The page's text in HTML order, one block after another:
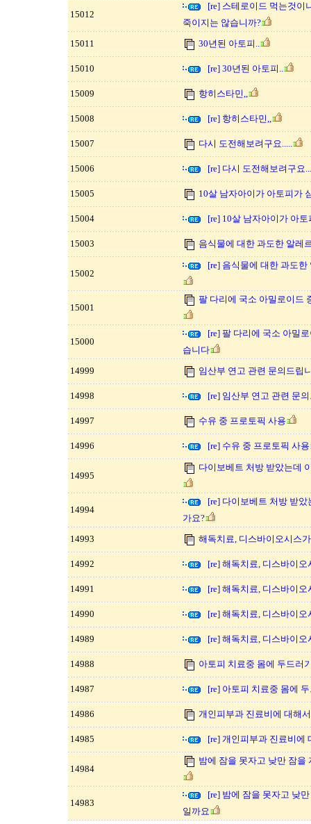
15012
[re] 스테로이드 먹는것이
죽이지는 않습니까?
15011
30년된 아토피..
15010 [re] 30년된 아토피..
15009 항히스타민,,
15008 [re] 항히스타민,,
15007 다시 도전해보려구요.....
15006 [re] 다시 도전해보려구요
15005 10살 남자아이가 아토피가
15004 [re] 10살 남자아이가 아
15003 음식물에 대한 과도한 알레
15002
[re] 음식물에 대한 과도
15001
팔 다리에 국소 아밀로이드
15000
[re] 팔 다리에 국소 아밀
습니다
14999
임산부 연고 관련 문의드립
14998 [re] 임산부 연고 관련 문
14997 수유 중 프로토픽 사용
14996 [re] 수유 중 프로토픽 사용
14995
다이보베트 처방 받았는데
14994
[re] 다이보베트 처방 받
가요?
14993
해독치료, 디스바이오시스
14992 [re] 해독치료, 디스바이오
14991 [re] 해독치료, 디스바이오
14990 [re] 해독치료, 디스바이오
14989 [re] 해독치료, 디스바이오
14988 아토피 치료중 몸에 두드러
14987 [re] 아토피 치료중 몸에
14986 개인피부과 진료비에 대해
14985 [re] 개인피부과 진료비에
14984
밤에 잠을 못자고 낮만 잠을
14983
[re] 밤에 잠을 못자고 낮
일까요